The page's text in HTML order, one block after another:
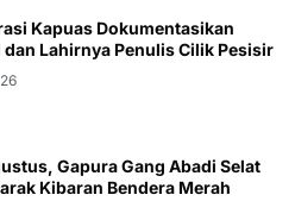
Kapuas Dokumentasikan
dan Lahirnya Penulis Cilik Pesisir
Gapura Gang Abadi Selat
Kibaran Bendera Merah